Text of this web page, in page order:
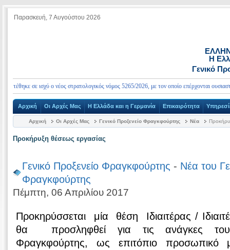
Παρασκευή, 7 Αυγούστου 2026
Η
Γενικό
σε ισχύ ο νέος στρατολογικός νόμος 5265/2026, με τον οποίο επέρχονται
Αρχική Οι Αρχές Μας Η Ελλάδα και η Γερμανία Επικαιρότητα
Αρχική Οι Αρχές Μας Γενικό Προξενείο Φραγκφούρτης Νέα
Προκήρυξη θέσεως εργασίας
Γενικό Προξενείο Φραγκφούρτης - Νέα του
Φραγκφούρτης
Πέμπτη, 06 Απριλίου 2017
Προκηρύσσεται μία θέση Iδιαιτέρας /
θα προσληφθεί για τις ανάγκες του
Φραγκφούρτης, ως επιτόπιο προσωπικό